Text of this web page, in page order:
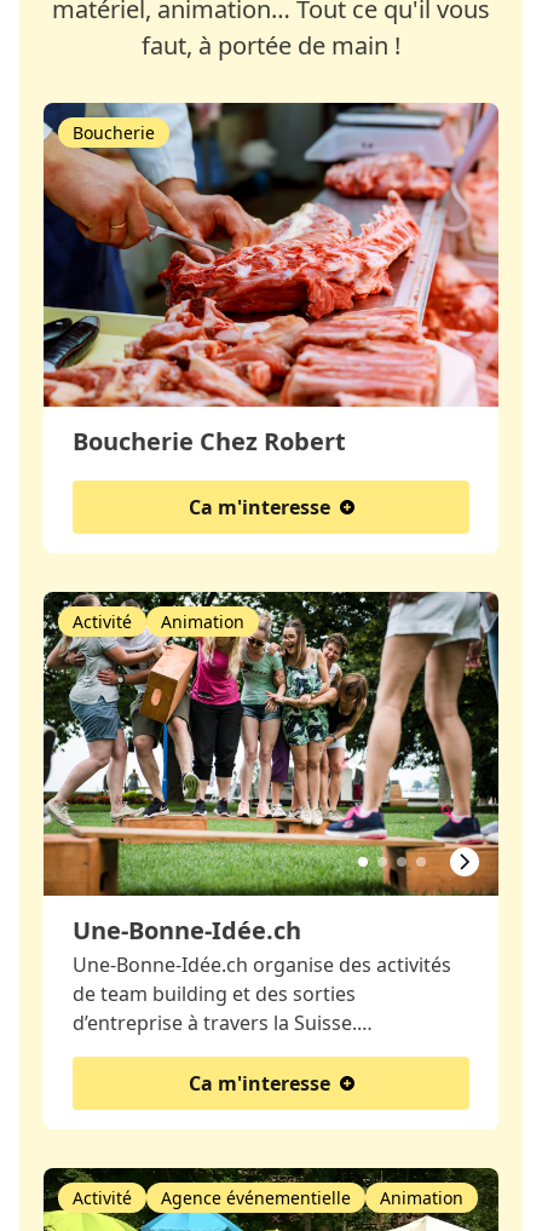
matériel, animation… Tout ce qu'il vous
faut, à portée de main !
Boucherie Chez Robert
Boucherie
Ca m'interesse
Une-Bonne-Idée.ch
Activité Animation
Une-Bonne-Idée.ch organise des activités
de team building et des sorties
d’entreprise à travers la Suisse.…
Ca m'interesse
Activité Agence événementielle Animation